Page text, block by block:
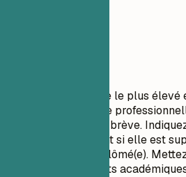
Listez votre diplôme le plus élevé
avez une expérience
la section formation brève.
générale uniquement si elle est
êtes récemment diplômé(e).
pertinents, les projets